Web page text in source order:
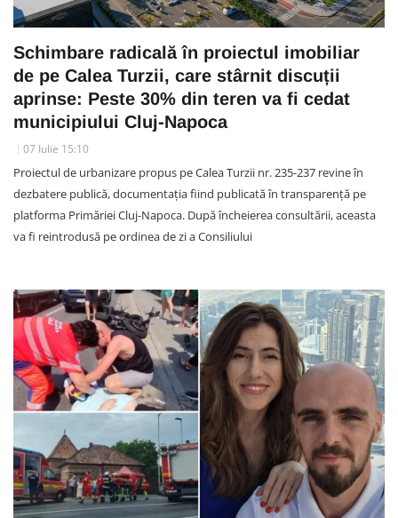
Schimbare radicală în proiectul imobiliar
de pe Calea Turzii, care stârnit discuții
aprinse: Peste 30% din teren va fi cedat
municipiului Cluj-Napoca
07 Iulie 15:10
Proiectul de urbanizare propus pe Calea Turzii nr. 235-237 revine în
dezbatere publică, documentația fiind publicată în transparență pe
platforma Primăriei Cluj-Napoca. După încheierea consultării, aceasta
va fi reintrodusă pe ordinea de zi a Consiliului